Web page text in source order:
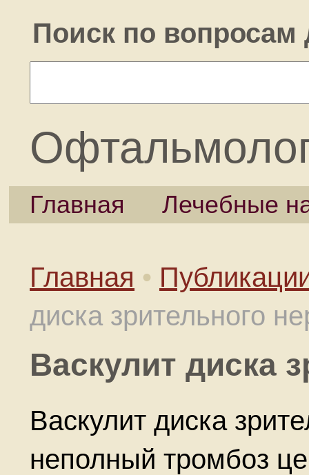
Поиск по вопросам
Главная Лечебные
Главная •
диска зрительного
Васкулит диска
Васкулит диска
неполный тромбоз